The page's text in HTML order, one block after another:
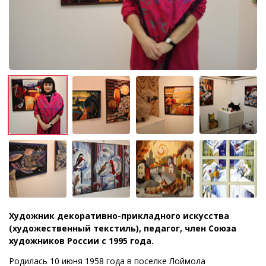
Художник декоративно-прикладного искусства
(художественный текстиль), педагог, член Союза
художников России с 1995 года.
Родилась 10 июня 1958 года в поселке Лоймола